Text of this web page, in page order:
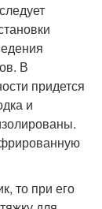
В
придется
и
то при его